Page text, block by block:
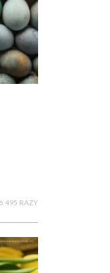
495 RAZY